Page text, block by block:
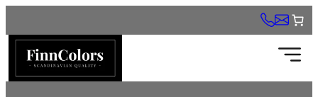
naar
inhoud